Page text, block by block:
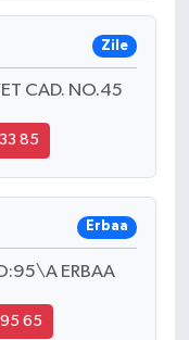
Zile
CAD. NO.45
85
Erbaa
ERBAA
65